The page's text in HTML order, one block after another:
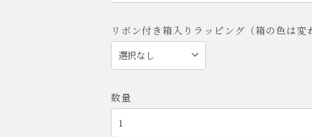
リボン付き箱入りラッピング（箱の色は変
数量